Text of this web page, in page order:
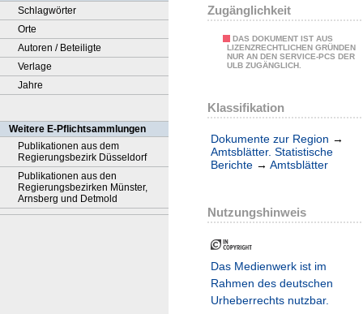
Schlagwörter
Orte
Autoren / Beteiligte
Verlage
Jahre
Weitere E-Pflichtsammlungen
Publikationen aus dem
Regierungsbezirk Düsseldorf
Publikationen aus den
Regierungsbezirken Münster,
Arnsberg und Detmold
Zugänglichkeit
DAS DOKUMENT IST AUS
LIZENZRECHTLICHEN GRÜNDEN
NUR AN DEN SERVICE-PCS DER
ULB ZUGÄNGLICH.
Klassifikation
Dokumente zur Region →
Amtsblätter. Statistische
Berichte → Amtsblätter
Nutzungshinweis
Das Medienwerk ist im
Rahmen des deutschen
Urheberrechts nutzbar.